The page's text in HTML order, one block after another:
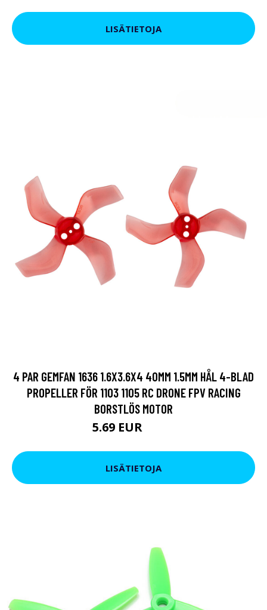
LISÄTIETOJA
4 PAR GEMFAN 1636 1.6X3.6X4 40MM 1.5MM HÅL 4-BLAD
PROPELLER FÖR 1103 1105 RC DRONE FPV RACING
BORSTLÖS MOTOR
5.69 EUR
LISÄTIETOJA